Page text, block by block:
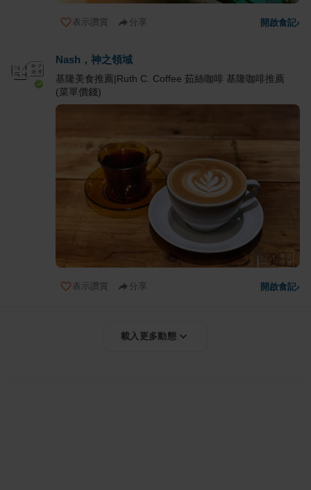
表示讚賞 分享 開啟食記›
Nash，神之領域
基隆美食推薦|Ruth C. Coffee 茹絲咖啡 基隆咖啡推薦
(菜單價錢)
表示讚賞 分享 開啟食記›
載入更多動態